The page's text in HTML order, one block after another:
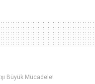
Büyük Mücadele!